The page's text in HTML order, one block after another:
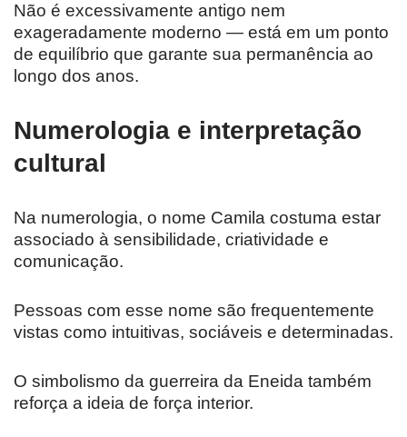
Não é excessivamente antigo nem
exageradamente moderno — está em um ponto
de equilíbrio que garante sua permanência ao
longo dos anos.
Numerologia e interpretação
cultural
Na numerologia, o nome Camila costuma estar
associado à sensibilidade, criatividade e
comunicação.
Pessoas com esse nome são frequentemente
vistas como intuitivas, sociáveis e determinadas.
O simbolismo da guerreira da Eneida também
reforça a ideia de força interior.